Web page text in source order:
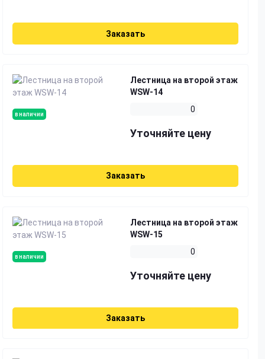
Заказать
в наличии
Лестница на второй этаж
WSW-14
0
Уточняйте цену
Заказать
в наличии
Лестница на второй этаж
WSW-15
0
Уточняйте цену
Заказать